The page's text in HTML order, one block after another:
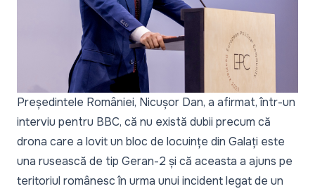
Președintele României, Nicușor Dan, a afirmat, într-un
interviu pentru BBC, că nu există dubii precum că
drona care a lovit un bloc de locuințe din Galați este
una rusească de tip Geran-2 și că aceasta a ajuns pe
teritoriul românesc în urma unui incident legat de un